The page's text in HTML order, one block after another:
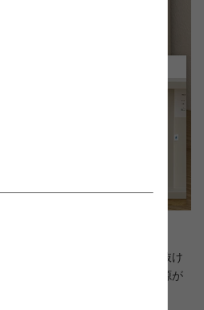
がす吹き抜け収納
ゲーム機の収納に最適な吹き抜け
く熱がこもりにくいので、電源が
して収納していただけます。